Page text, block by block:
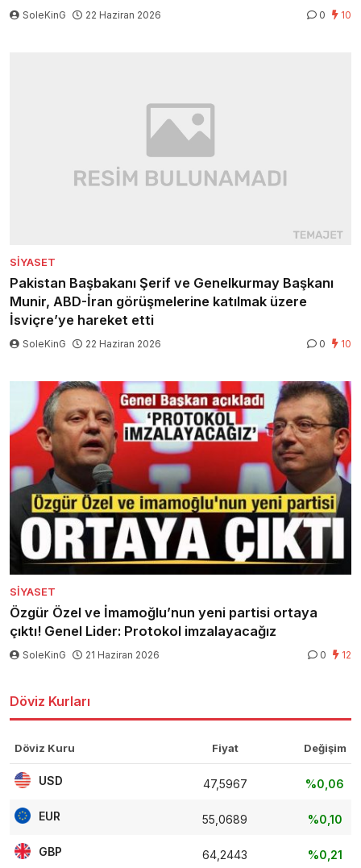
SoleKinG 22 Haziran 2026 0 10
SIYASET
Pakistan Başbakanı Şerif ve Genelkurmay Başkanı
Munir, ABD-İran görüşmelerine katılmak üzere
İsviçre’ye hareket etti
SoleKinG 22 Haziran 2026 0 10
SIYASET
Özgür Özel ve İmamoğlu’nun yeni partisi ortaya
çıktı! Genel Lider: Protokol imzalayacağız
SoleKinG 21 Haziran 2026 0 12
Döviz Kurları
Döviz Kuru Fiyat Değişim
USD 47,5967 %0,06
EUR 55,0689 %0,10
GBP 64,2443 %0,21